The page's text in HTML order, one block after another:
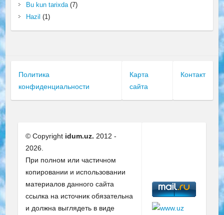
Bu kun tarixda(7)
Hazil (1)
Политика
конфиденциальности
Карта
сайта
Контакт
© Copyright idum.uz. 2012 -
2026.
При полном или частичном
копировании и использовании
материалов данного сайта
ссылка на источник обязательна
и должна выглядеть в виде